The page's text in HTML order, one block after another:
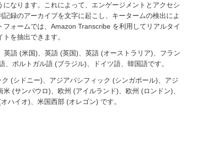
なります。これによって、エンゲージメントとアクセシ
録のアーカイブを文字に起こし、キータームの検出によ
ォームでは、Amazon Transcribe を利用してリアルタイ
を抽出できます。
語 (米国)、英語 (英国)、英語 (オーストラリア)、フラン
ポルトガル語 (ブラジル)、ドイツ語、韓国語です。
(シドニー)、アジアパシフィック (シンガポール)、アジ
(サンパウロ)、欧州 (アイルランド)、欧州 (ロンドン)、
ハイオ)、米国西部 (オレゴン) です。